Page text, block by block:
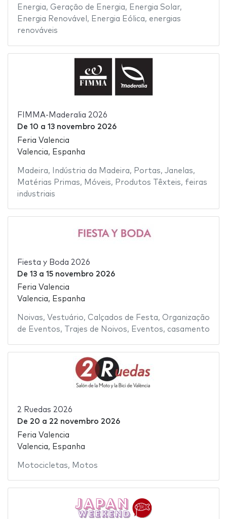
Energia, Geração de Energia, Energia Solar,
Energia Renovável , Energia Eólica, energias
renováveis
FIMMA-Maderalia 2026
De 10 a 13 novembro 2026
Feria Valencia
Valencia, Espanha
Madeira, Indústria da Madeira, Portas, Janelas,
Matérias Primas, Móveis, Produtos Têxteis, feiras
industriais
Fiesta y Boda 2026
De 13a 15 novembro 2026
Feria Valencia
Valencia, Espanha
Noivas, Vestuário, Calçados de Festa, Organização
de Eventos, Trajes de Noivos, Eventos, casamento
2 Ruedas 2026
De 20 a 22 novembro 2026
Feria Valencia
Valencia, Espanha
Motocicletas, Motos